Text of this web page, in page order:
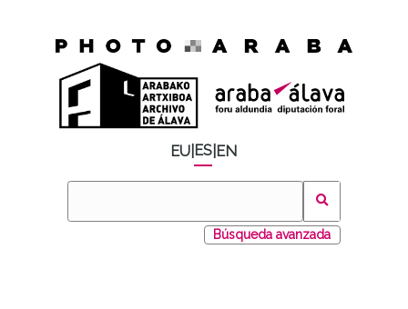
EU ES EN
Búsqueda avanzada